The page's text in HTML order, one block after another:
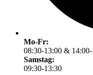
Mo-Fr:
08:30-13:00 &
Samstag:
09:30-13:30